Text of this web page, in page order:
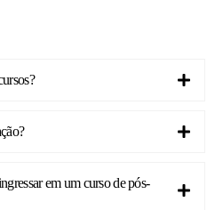
em um curso de pós-